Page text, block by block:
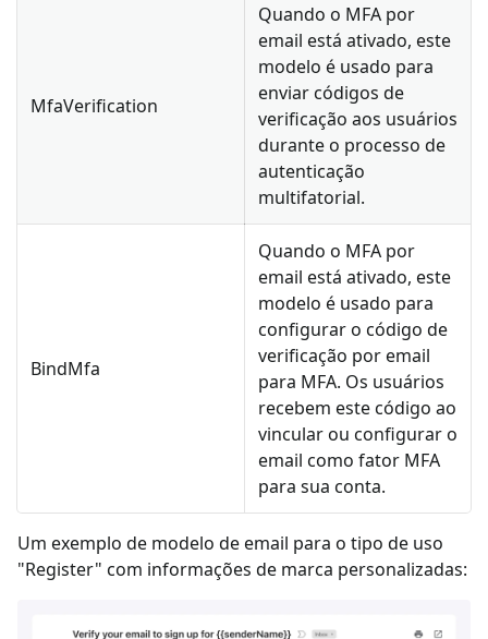
MfaVerification
Quando o MFA por
email está ativado, este
modelo é usado para
enviar códigos de
verificação aos usuários
durante o processo de
autenticação
multifatorial.
BindMfa
Quando o MFA por
email está ativado, este
modelo é usado para
configurar o código de
verificação por email
para MFA. Os usuários
recebem este código ao
vincular ou configurar o
email como fator MFA
para sua conta.
Um exemplo de modelo de email para o tipo de uso
"Register" com informações de marca personalizadas: